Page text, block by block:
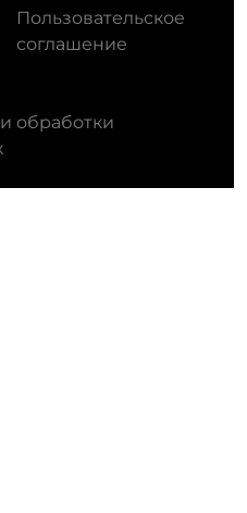
Пользовательское
соглашение
обработки